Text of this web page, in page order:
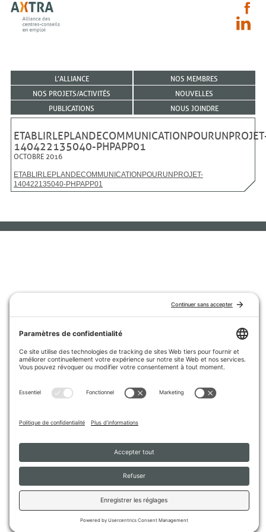
L’ALLIANCE
NOS MEMBRES
NOS PROJETS/ACTIVITÉS
NOUVELLES
PUBLICATIONS
NOUS JOINDRE
140422135040-PHPAPP01
OCTOBRE 2016
ETABLIRLEPLANDECOMMUNICATIONPOURUNPROJET-
140422135040-PHPAPP01